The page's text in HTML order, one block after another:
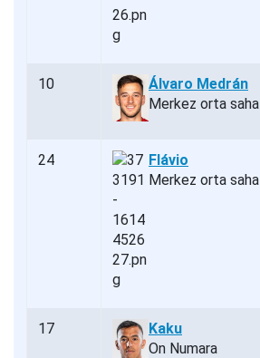
10
Álvaro Medrán
Merkez orta saha
24
Flávio
Merkez orta saha
17
Kaku
On Numara